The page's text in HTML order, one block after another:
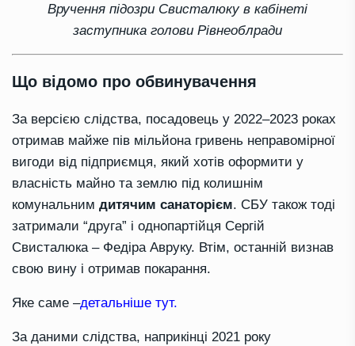
Вручення підозри Свисталюку в кабінеті
заступника голови Рівнеоблради
Що відомо про обвинувачення
За версією слідства, посадовець у 2022–2023 роках
отримав майже пів мільйона гривень неправомірної
вигоди від підприємця, який хотів оформити у
власність майно та землю під колишнім
комунальним дитячим санаторієм. СБУ також тоді
затримали “друга” і однопартійця Сергій
Свисталюка – Федіра Авруку. Втім, останній визнав
свою вину і отримав покарання.
Яке саме –детальніше тут.
За даними слідства, наприкінці 2021 року